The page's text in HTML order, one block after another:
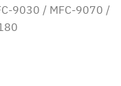
9030 / MFC-9070 /